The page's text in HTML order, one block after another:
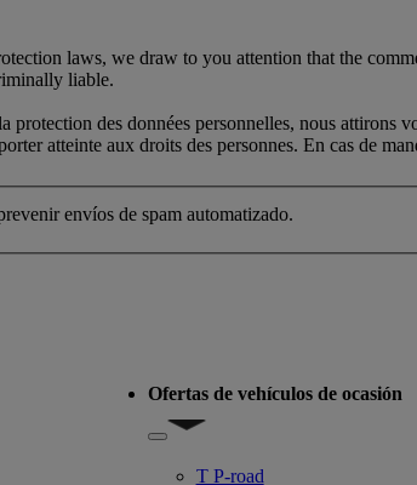
laws, we draw to you attention that the
liable.
des données personnelles, nous attirons
atteinte aux droits des personnes. En cas de
envíos de spam automatizado.
Ofertas de vehículos de ocasión
Show submenu for Ofertas de
T P-road